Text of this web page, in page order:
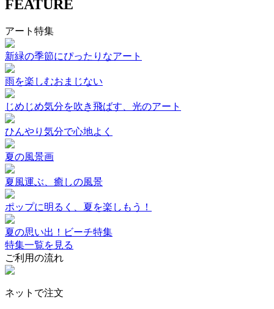
FEATURE
アート特集
新緑の季節にぴったりなアート
雨を楽しむおまじない
じめじめ気分を吹き飛ばす、光のアート
ひんやり気分で心地よく
夏の風景画
夏風運ぶ、癒しの風景
ポップに明るく、夏を楽しもう！
夏の思い出！ビーチ特集
特集一覧を見る
ご利用の流れ
ネットで注文